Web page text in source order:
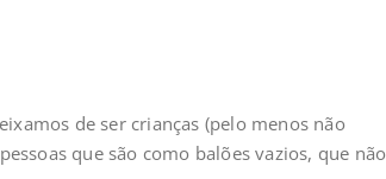
de ser crianças (pelo menos não
que são como balões vazios, que não